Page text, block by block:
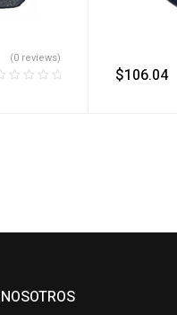
(0 reviews)
$106.04
NOSOTROS